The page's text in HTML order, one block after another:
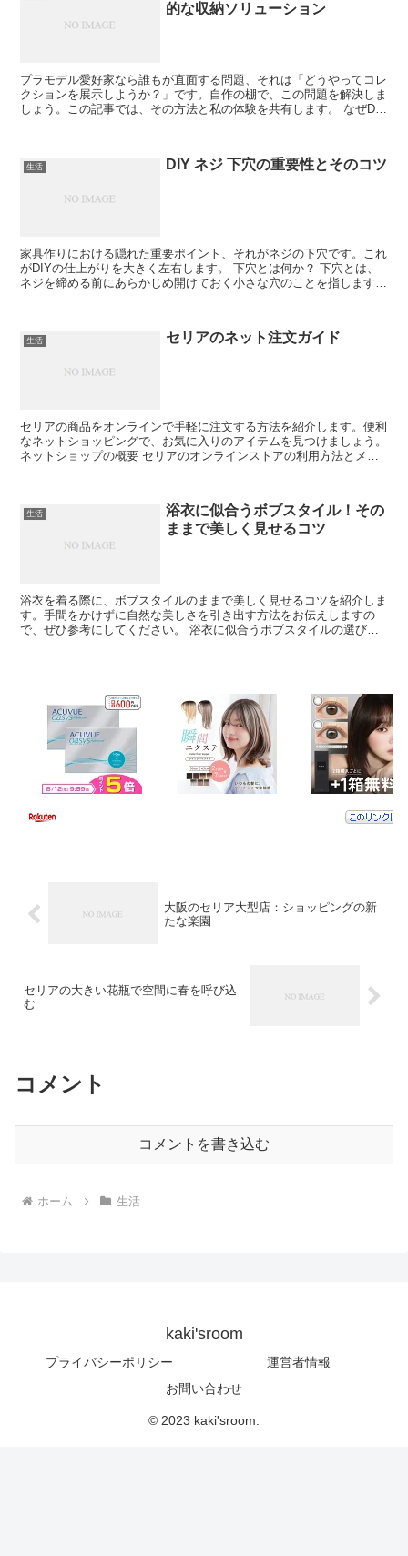
的な収納ソリューション
プラモデル愛好家なら誰もが直面する問題、それは「どうやってコレ
クションを展示しようか？」です。自作の棚で、この問題を解決しま
しょう。この記事では、その方法と私の体験を共有します。 なぜDIY
生活 DIY ネジ 下穴の重要性とそのコツ
家具作りにおける隠れた重要ポイント、それがネジの下穴です。これ
がDIYの仕上がりを大きく左右します。 下穴とは何か？ 下穴とは、
ネジを締める前にあらかじめ開けておく小さな穴のことを指します。
生活 セリアのネット注文ガイド
セリアの商品をオンラインで手軽に注文する方法を紹介します。便利
なネットショッピングで、お気に入りのアイテムを見つけましょう。
ネットショップの概要 セリアのオンラインストアの利用方法とメリ
生活
浴衣に似合うボブスタイル！その
ままで美しく見せるコツ
浴衣を着る際に、ボブスタイルのままで美しく見せるコツを紹介しま
す。手間をかけずに自然な美しさを引き出す方法をお伝えしますの
で、ぜひ参考にしてください。 浴衣に似合うボブスタイルの選び方
大阪のセリア大型店：ショッピングの新
たな楽園
セリアの大きい花瓶で空間に春を呼び込
む
コメント
コメントを書き込む
ホーム 生活
kaki'sroom
プライバシーポリシー
運営者情報
お問い合わせ
© 2023 kaki'sroom.